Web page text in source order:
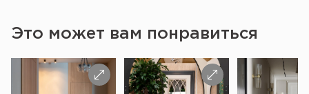
Это может вам понравиться